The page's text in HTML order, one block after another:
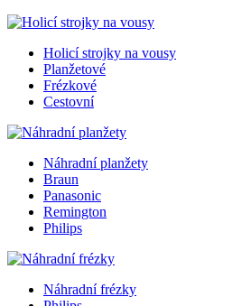
Holicí strojky na vousy
Planžetové
Frézkové
Cestovní
Náhradní planžety
Braun
Panasonic
Remington
Philips
Náhradní frézky